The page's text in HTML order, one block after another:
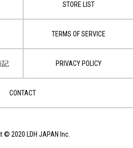
STORE LIST
TERMS OF SERVICE
記 PRIVACY POLICY
CONTACT
© 2020 LDH JAPAN Inc.